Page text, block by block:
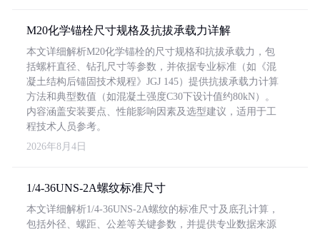
M20化学锚栓尺寸规格及抗拔承载力详解
本文详细解析M20化学锚栓的尺寸规格和抗拔承载力，包
括螺杆直径、钻孔尺寸等参数，并依据专业标准（如《混
凝土结构后锚固技术规程》JGJ 145）提供抗拔承载力计算
方法和典型数值（如混凝土强度C30下设计值约80kN）。
内容涵盖安装要点、性能影响因素及选型建议，适用于工
程技术人员参考。
2026年8月4日
1/4-36UNS-2A螺纹标准尺寸
本文详细解析1/4-36UNS-2A螺纹的标准尺寸及底孔计算，
包括外径、螺距、公差等关键参数，并提供专业数据来源